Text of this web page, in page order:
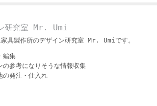
研究室 Mr. Umi
具製作所のデザイン研究室 Mr. Umiです。
編集
の参考になりそうな情報収集
の発注・仕入れ